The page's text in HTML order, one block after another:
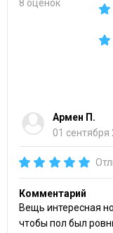
8 оценок
Армен П.
01 сентября
Комментарий
Вещь интересная
чтобы пол был